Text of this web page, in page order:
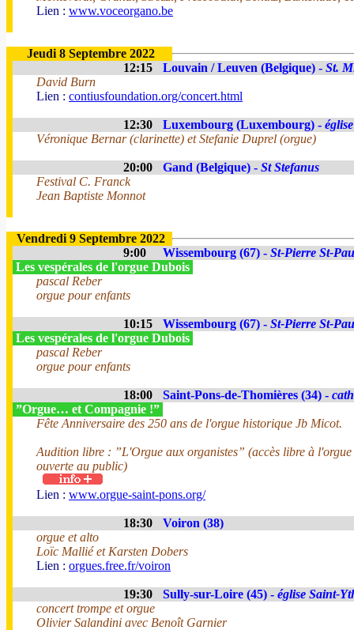
Lien : www.voceorgano.be
Jeudi 8 Septembre 2022
12:15
Louvain / Leuven (Belgique) - St.
David Burn
Lien : contiusfoundation.org/concert.html
12:30 Luxembourg (Luxembourg) -
Véronique Bernar (clarinette) et Stefanie Duprel (orgue)
20:00 Gand (Belgique) - St Stefanus
Festival C. Franck
Jean Baptiste Monnot
Vendredi 9 Septembre 2022
9:00
Wissembourg (67) - St-Pierre St-
Les vespérales de l'orgue Dubois
pascal Reber
orgue pour enfants
10:15 Wissembourg (67) - St-Pierre St-
Les vespérales de l'orgue Dubois
pascal Reber
orgue pour enfants
18:00 Saint-Pons-de-Thomières (34) -
”Orgue… et Compagnie !”
Fête Anniversaire des 250 ans de l'orgue historique Jb Micot.
Audition libre : ”L'Orgue aux organistes” (accès libre à
ouverte au public)
Lien : www.orgue-saint-pons.org/
18:30
Voiron (38)
orgue et alto
Loïc Mallié et Karsten Dobers
Lien : orgues.free.fr/voiron
19:30 Sully-sur-Loire (45) - église Saint-
concert trompe et orgue
Olivier Salandini avec Benoît Garnier